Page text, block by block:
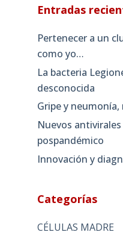
Entradas
Pertenecer a un
como yo…
La bacteria
desconocida
Gripe y
Nuevos
pospandémico
Innovación y
Categorías
CÉLULAS MADRE